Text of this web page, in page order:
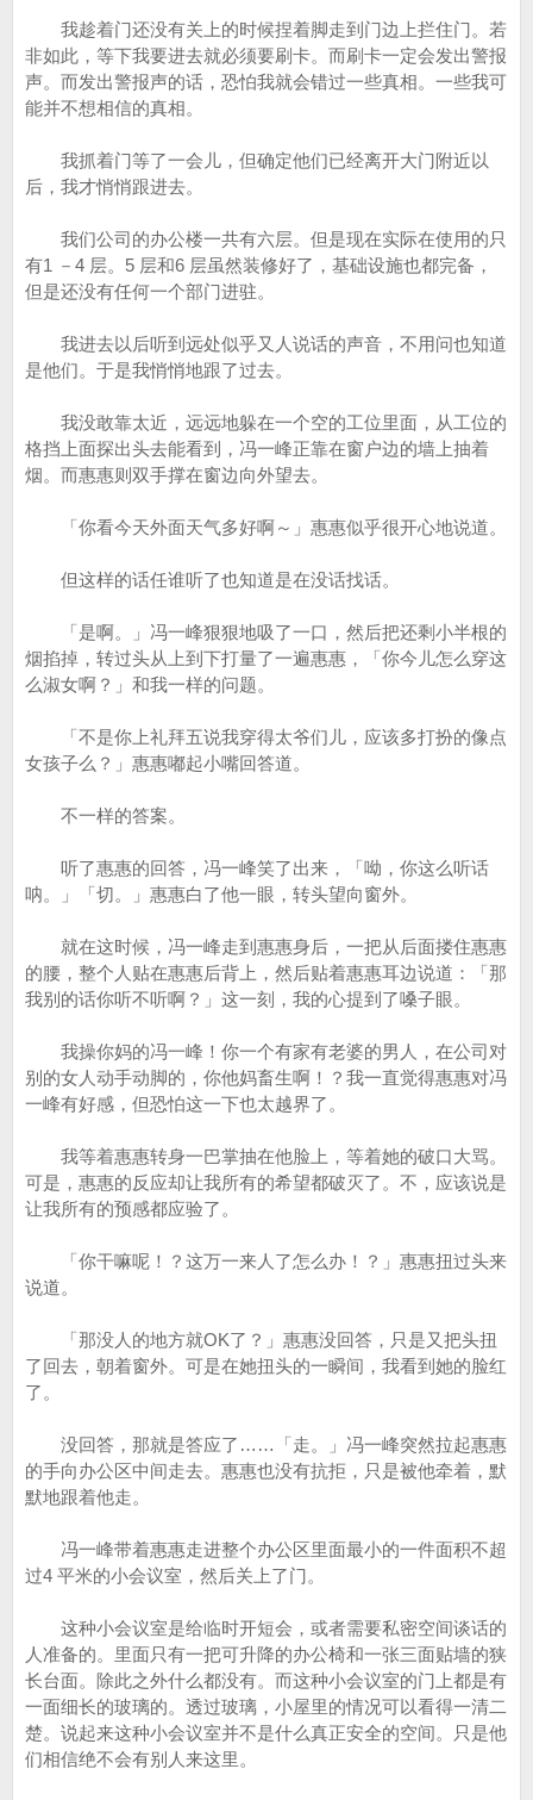
我趁着门还没有关上的时候捏着脚走到门边上拦住门。若
非如此，等下我要进去就必须要刷卡。而刷卡一定会发出警报
声。而发出警报声的话，恐怕我就会错过一些真相。一些我可
能并不想相信的真相。
我抓着门等了一会儿，但确定他们已经离开大门附近以
后，我才悄悄跟进去。
我们公司的办公楼一共有六层。但是现在实际在使用的只
有1 －4 层。5 层和6 层虽然装修好了，基础设施也都完备，
但是还没有任何一个部门进驻。
我进去以后听到远处似乎又人说话的声音，不用问也知道
是他们。于是我悄悄地跟了过去。
我没敢靠太近，远远地躲在一个空的工位里面，从工位的
格挡上面探出头去能看到，冯一峰正靠在窗户边的墙上抽着
烟。而惠惠则双手撑在窗边向外望去。
「你看今天外面天气多好啊～」惠惠似乎很开心地说道。
但这样的话任谁听了也知道是在没话找话。
「是啊。」冯一峰狠狠地吸了一口，然后把还剩小半根的
烟掐掉，转过头从上到下打量了一遍惠惠，「你今儿怎么穿这
么淑女啊？」和我一样的问题。
「不是你上礼拜五说我穿得太爷们儿，应该多打扮的像点
女孩子么？」惠惠嘟起小嘴回答道。
不一样的答案。
听了惠惠的回答，冯一峰笑了出来，「呦，你这么听话
呐。」「切。」惠惠白了他一眼，转头望向窗外。
就在这时候，冯一峰走到惠惠身后，一把从后面搂住惠惠
的腰，整个人贴在惠惠后背上，然后贴着惠惠耳边说道：「那
我别的话你听不听啊？」这一刻，我的心提到了嗓子眼。
我操你妈的冯一峰！你一个有家有老婆的男人，在公司对
别的女人动手动脚的，你他妈畜生啊！？我一直觉得惠惠对冯
一峰有好感，但恐怕这一下也太越界了。
我等着惠惠转身一巴掌抽在他脸上，等着她的破口大骂。
可是，惠惠的反应却让我所有的希望都破灭了。不，应该说是
让我所有的预感都应验了。
「你干嘛呢！？这万一来人了怎么办！？」惠惠扭过头来
说道。
「那没人的地方就OK了？」惠惠没回答，只是又把头扭
了回去，朝着窗外。可是在她扭头的一瞬间，我看到她的脸红
了。
没回答，那就是答应了……「走。」冯一峰突然拉起惠惠
的手向办公区中间走去。惠惠也没有抗拒，只是被他牵着，默
默地跟着他走。
冯一峰带着惠惠走进整个办公区里面最小的一件面积不超
过4 平米的小会议室，然后关上了门。
这种小会议室是给临时开短会，或者需要私密空间谈话的
人准备的。里面只有一把可升降的办公椅和一张三面贴墙的狭
长台面。除此之外什么都没有。而这种小会议室的门上都是有
一面细长的玻璃的。透过玻璃，小屋里的情况可以看得一清二
楚。说起来这种小会议室并不是什么真正安全的空间。只是他
们相信绝不会有别人来这里。